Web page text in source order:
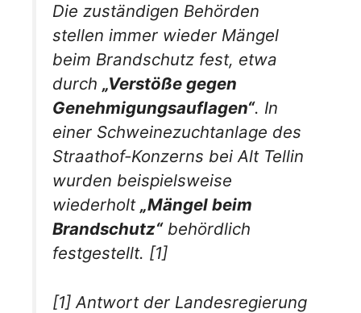
Die zuständigen Behörden
stellen immer wieder Mängel
beim Brandschutz fest, etwa
durch „Verstöße gegen
Genehmigungsauflagen“. In
einer Schweinezuchtanlage des
Straathof-Konzerns bei Alt Tellin
wurden beispielsweise
wiederholt „Mängel beim
Brandschutz“behördlich
festgestellt. [1]
[1] Antwort der Landesregierung